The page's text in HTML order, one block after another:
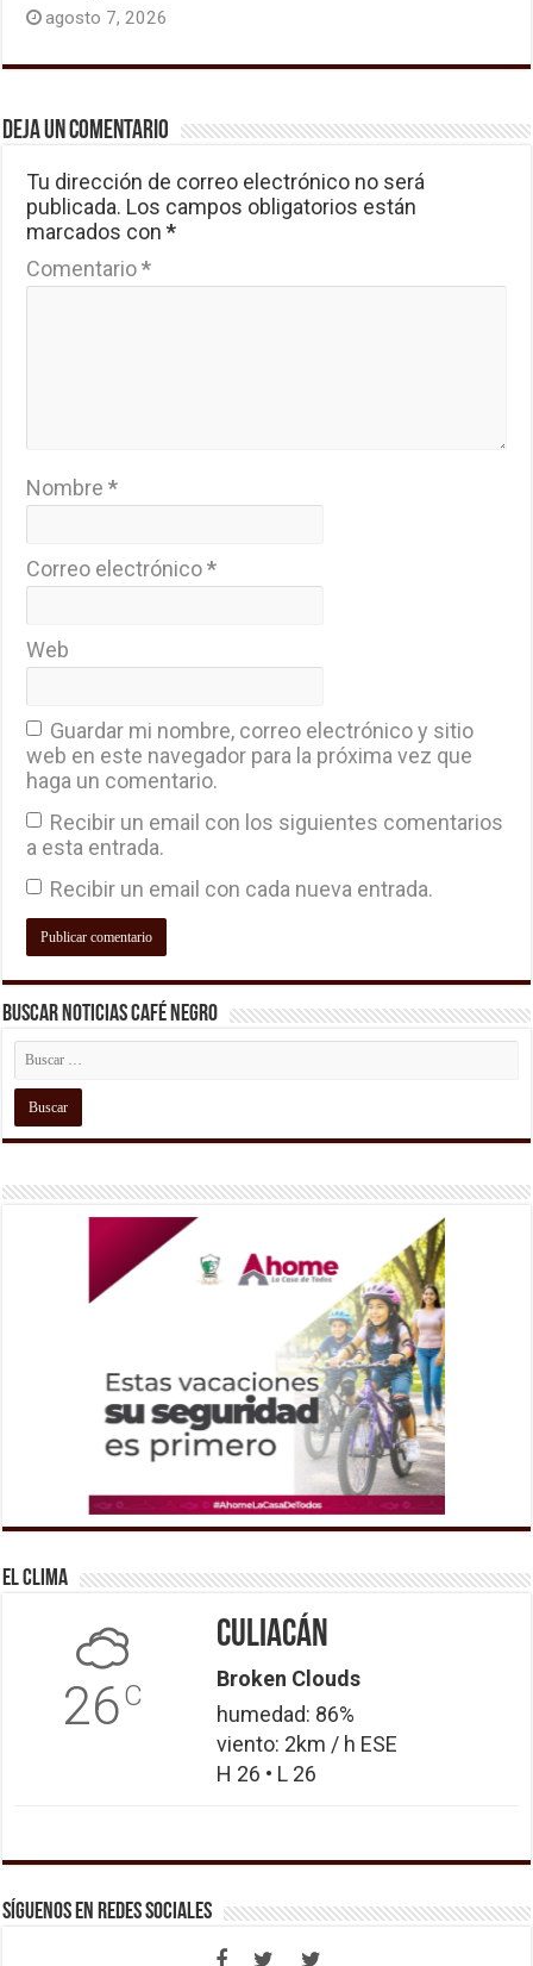
agosto 7, 2026
Deja un comentario
Tu dirección de correo electrónico no será
publicada. Los campos obligatorios están
marcados con*
Comentario*
Nombre*
Correo electrónico*
Web
Guardar mi nombre, correo electrónico y sitio
web en este navegador para la próxima vez que
haga un comentario.
Recibir un email con los siguientes comentarios
a esta entrada.
Recibir un email con cada nueva entrada.
Buscar Noticias Café Negro
El Clima
26C
Culiacán
Broken Clouds
humedad: 86%
viento: 2km / h ESE
H 26 • L 26
Síguenos en Redes Sociales